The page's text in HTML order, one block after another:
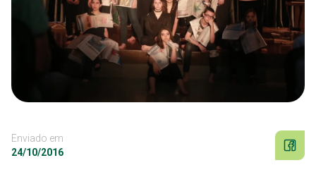
Enviado em
24/10/2016